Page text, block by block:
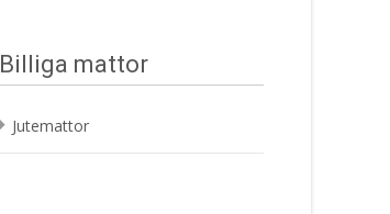
Billiga mattor
Jutemattor